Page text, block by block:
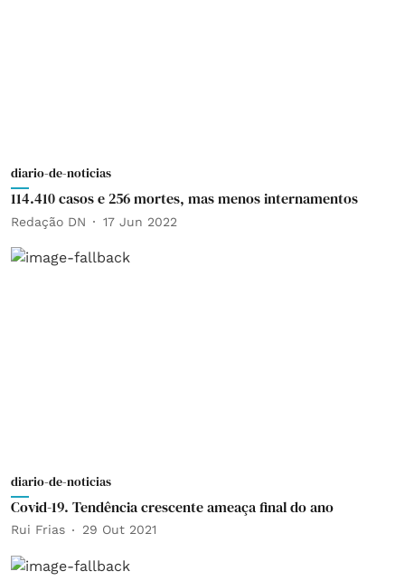
diario-de-noticias
114.410 casos e 256 mortes, mas menos internamentos
Redação DN 17 Jun 2022
diario-de-noticias
Covid-19. Tendência crescente ameaça final do ano
Rui Frias 29 Out 2021